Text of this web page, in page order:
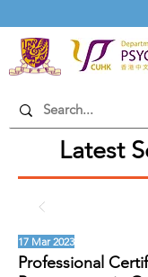
< Back
Latest
17 Mar 2023
Professional